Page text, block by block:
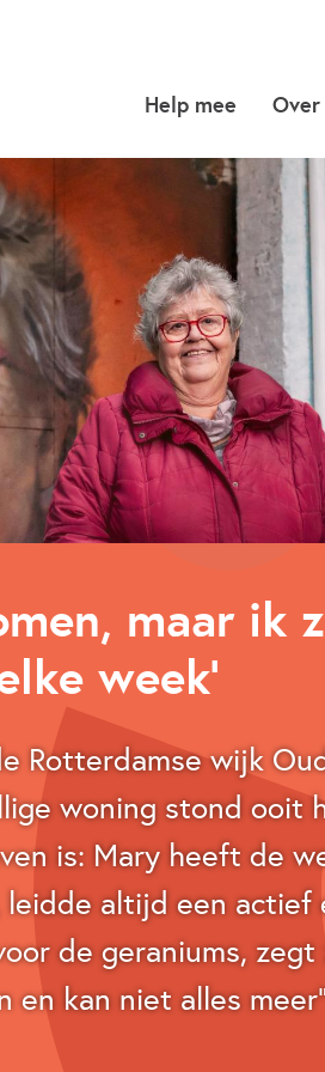
Help mee
Hoe kan jij
meehelpen?
Als vrijwilliger
Als donateur
Als partner
Als sociaal
initiatief
Over
Over het
Fonds
Thema's
Cariben
Over
wij
maar ik
week’
Rotterdamse wijk
woning stond ooit
is: Mary heeft de
altijd een actief
de geraniums,
en kan niet alles